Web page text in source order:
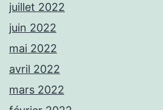
juillet 2022
juin 2022
mai 2022
avril 2022
mars 2022